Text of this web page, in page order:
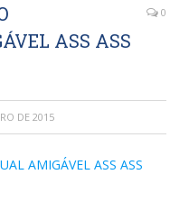
ASS ASS
0
DE 2015
AMIGÁVEL ASS ASS